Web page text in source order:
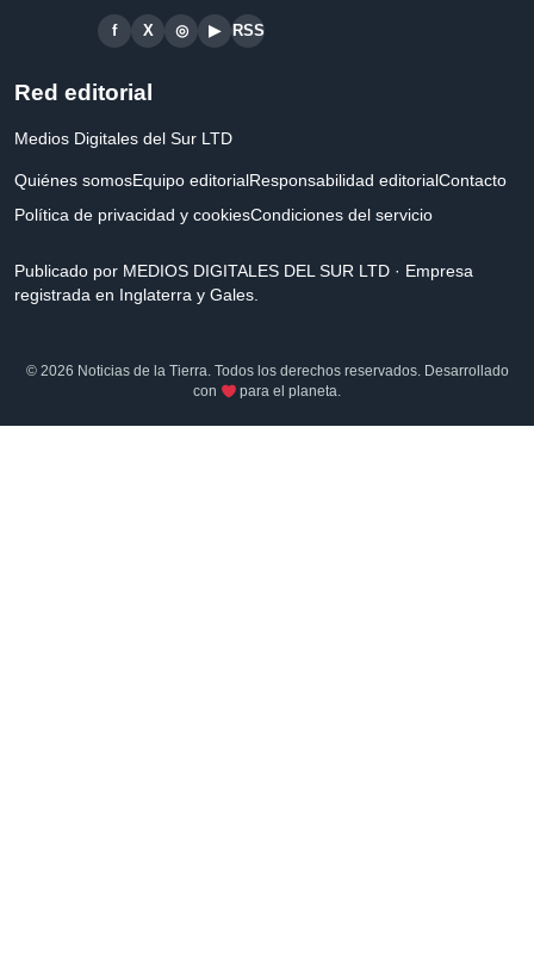
f X ◎ ▶ RSS
Red editorial
Medios Digitales del Sur LTD
Quiénes somosEquipo editorialResponsabilidad editorialContacto
Política de privacidad y cookiesCondiciones del servicio
Publicado por MEDIOS DIGITALES DEL SUR LTD · Empresa
registrada en Inglaterra y Gales.
© 2026 Noticias de la Tierra. Todos los derechos reservados. Desarrollado
con
para el planeta.